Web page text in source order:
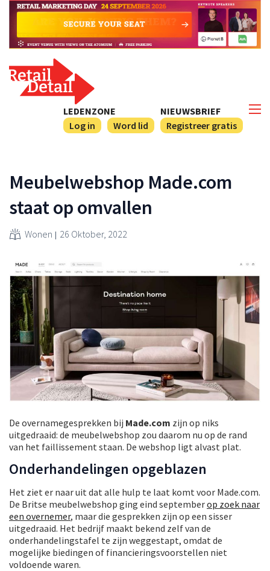
NIEUWSBRIEF
Registreer gratis
LEDENZONE
Log in
Word lid
Meubelwebshop Made.com
staat op omvallen
Wonen 26 Oktober, 2022
De overnamegesprekken bij Made.com zijn op niks
uitgedraaid: de meubelwebshop zou daarom nu op de rand
van het faillissement staan. De webshop ligt alvast plat.
Onderhandelingen opgeblazen
Het ziet er naar uit dat alle hulp te laat komt voor Made.com.
De Britse meubelwebshop ging eind septemberop zoek naar
een overnemer, maar die gesprekken zijn op een sisser
uitgedraaid. Het bedrijf maakt bekend zelf van de
onderhandelingstafel te zijn weggestapt, omdat de
mogelijke biedingen of financieringsvoorstellen niet
voldoende waren.